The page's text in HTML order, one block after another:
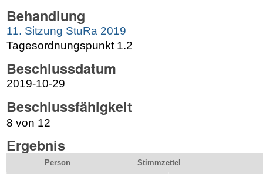
Behandlung
11. Sitzung StuRa 2019
Tagesordnungspunkt 1.2
Beschlussdatum
2019-10-29
Beschlussfähigkeit
8 von 12
Ergebnis
Person Stimmzettel